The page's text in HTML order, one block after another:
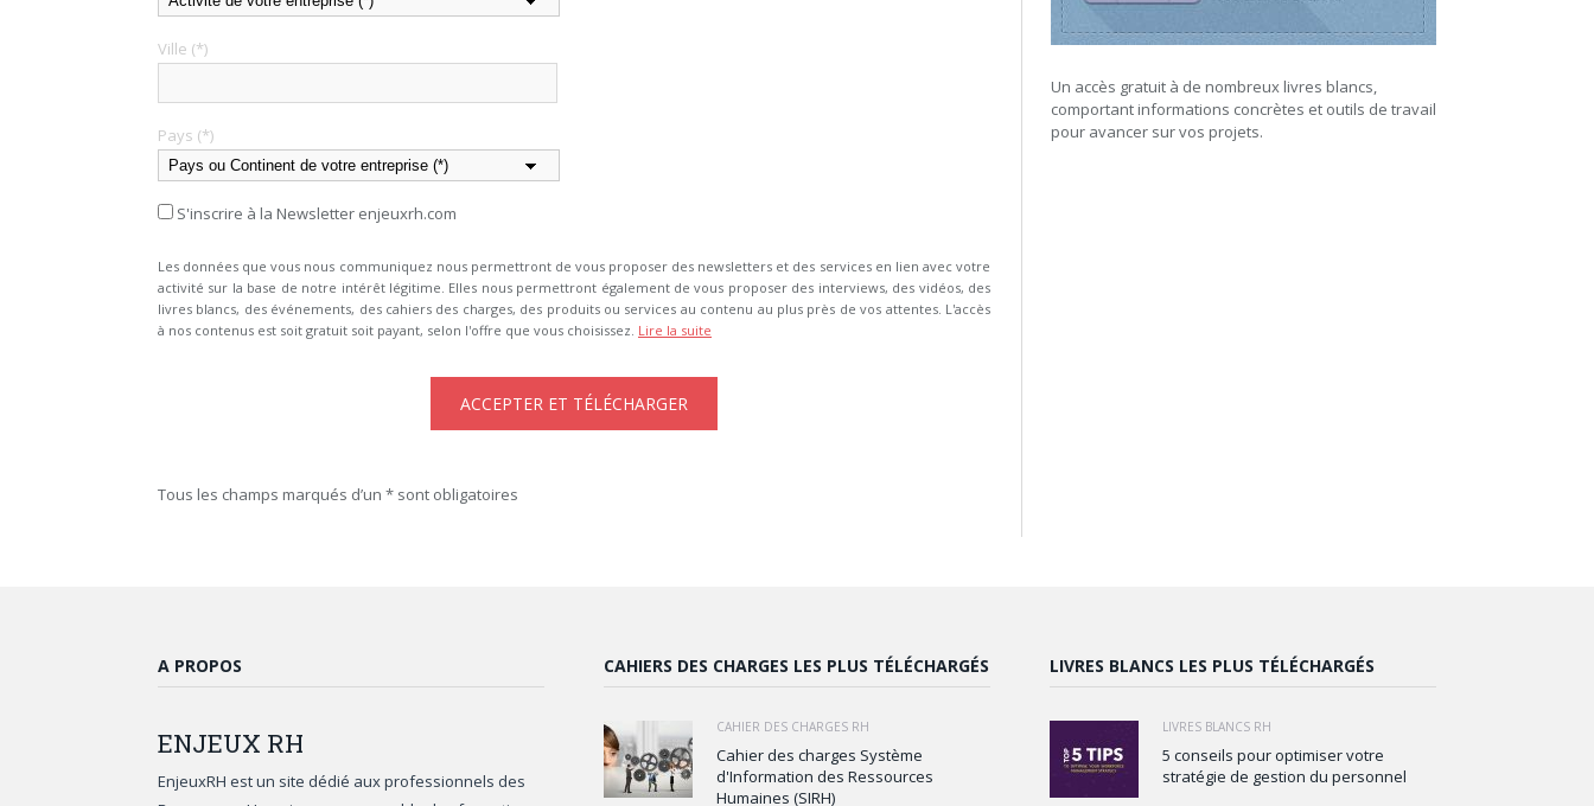
Ville (*)
Pays (*)
S'inscrire à la Newsletter enjeuxrh.com
Les données que vous nous communiquez nous permettront de vous proposer des newsletters et des services en lien avec votre
activité sur la base de notre intérêt légitime. Elles nous permettront également de vous proposer des interviews, des vidéos, des
livres blancs, des événements, des cahiers des charges, des produits ou services au contenu au plus près de vos attentes. L'accès
à nos contenus est soit gratuit soit payant, selon l'offre que vous choisissez. Lire la suite
Tous les champs marqués d’un * sont obligatoires
Un accès gratuit à de nombreux livres blancs,
comportant informations concrètes et outils de travail
pour avancer sur vos projets.
A PROPOS
ENJEUX RH
EnjeuxRH est un site dédié aux professionnels des
CAHIERS DES CHARGES LES PLUS TÉLÉCHARGÉS
CAHIER DES CHARGES RH
Cahier des charges Système
d'Information des Ressources
Humaines (SIRH)
LIVRES BLANCS LES PLUS TÉLÉCHARGÉS
LIVRES BLANCS RH
5 conseils pour optimiser votre
stratégie de gestion du personnel